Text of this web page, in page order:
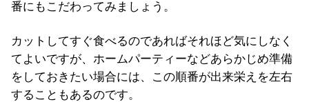
番にもこだわってみましょう。
カットしてすぐ食べるのであればそれほど気にしなく
てよいですが、ホームパーティーなどあらかじめ準備
をしておきたい場合には、この順番が出来栄えを左右
することもあるのです。